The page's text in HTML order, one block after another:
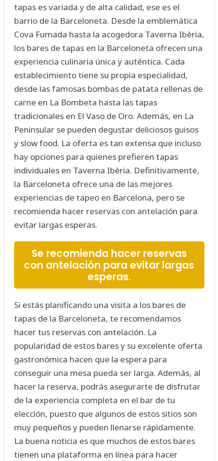
tapas es variada y de alta calidad, ese es el
barrio de la Barceloneta. Desde la emblemática
Cova Fumada hasta la acogedora Taverna Ibèria,
los bares de tapas en la Barceloneta ofrecen una
experiencia culinaria única y auténtica. Cada
establecimiento tiene su propia especialidad,
desde las famosas bombas de patata rellenas de
carne en La Bombeta hasta las tapas
tradicionales en El Vaso de Oro. Además, en La
Peninsular se pueden degustar deliciosos guisos
y slow food. La oferta es tan extensa que incluso
hay opciones para quienes prefieren tapas
individuales en Taverna Ibèria. Definitivamente,
la Barceloneta ofrece una de las mejores
experiencias de tapeo en Barcelona, pero se
recomienda hacer reservas con antelación para
evitar largas esperas.
Se recomienda hacer reservas
con antelación para evitar largas
esperas.
Si estás planificando una visita a los bares de
tapas de la Barceloneta, te recomendamos
hacer tus reservas con antelación. La
popularidad de estos bares y su excelente oferta
gastronómica hacen que la espera para
conseguir una mesa pueda ser larga. Además, al
hacer la reserva, podrás asegurarte de disfrutar
de la experiencia completa en el bar de tu
elección, puesto que algunos de estos sitios son
muy pequeños y pueden llenarse rápidamente.
La buena noticia es que muchos de estos bares
tienen una plataforma en línea para hacer